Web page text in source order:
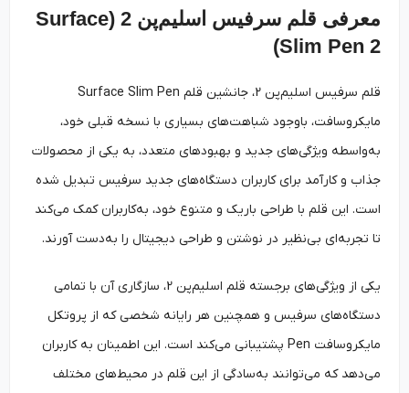
معرفی قلم سرفیس اسلیم‌پن 2 (Surface
Slim Pen 2)
قلم سرفیس اسلیم‌پن 2، جانشین قلم Surface Slim Pen
مایکروسافت، باوجود شباهت‌های بسیاری با نسخه قبلی خود،
به‌‌واسطه ویژگی‌های جدید و بهبودهای متعدد، به یکی از محصولات
جذاب و کارآمد برای کاربران دستگاه‌های جدید سرفیس تبدیل شده
است. این قلم با طراحی باریک و متنوع خود، به­‌‌کاربران کمک می‌کند
تا تجربه‌ای بی‌نظیر در نوشتن و طراحی دیجیتال را به‌‌دست آورند.
یکی از ویژگی‌های برجسته قلم اسلیم‌پن 2، سازگاری آن با تمامی
دستگاه‌های سرفیس و همچنین هر رایانه شخصی که از پروتکل
مایکروسافت Pen پشتیبانی می‌کند است. این اطمینان به کاربران
می‌دهد که می‌توانند به‌‌سادگی از این قلم در محیط‌های مختلف